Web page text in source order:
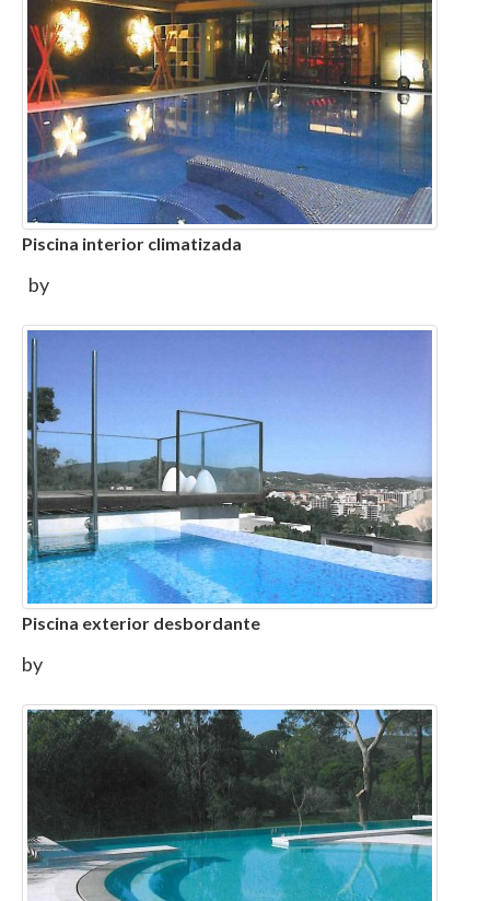
Piscina interior climatizada
by
Piscina exterior desbordante
by